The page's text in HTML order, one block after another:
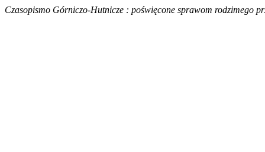
Czasopismo Górniczo-Hutnicze : poświęcone sprawom rodzimego